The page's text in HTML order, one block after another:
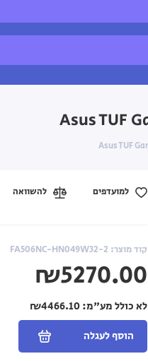
קוד מוצר: FA506NC-HN049W32-2
₪5270.00
לא כולל מע"מ:
הוסף לעגלה
למועדפים להשוואה